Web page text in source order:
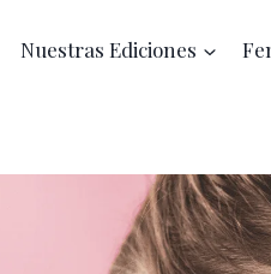
Nuestras Ediciones